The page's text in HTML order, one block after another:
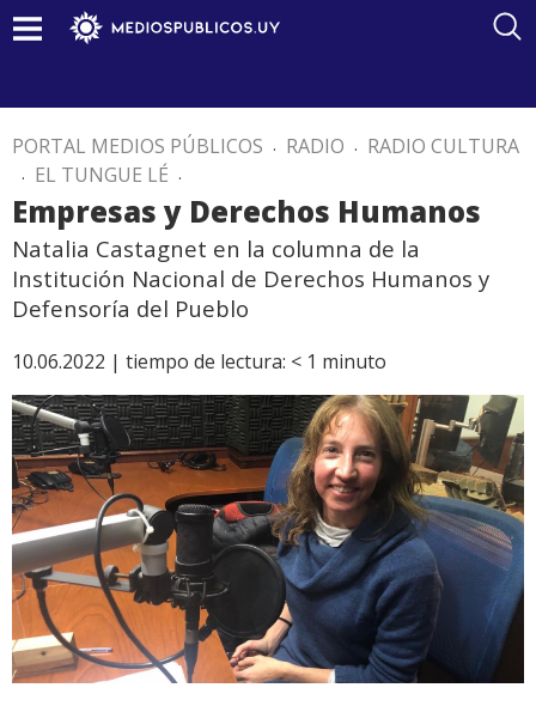
PORTAL MEDIOS PÚBLICOS . RADIO . RADIO CULTURA
. EL TUNGUE LÉ .
Empresas y Derechos Humanos
Natalia Castagnet en la columna de la
Institución Nacional de Derechos Humanos y
Defensoría del Pueblo
10.06.2022 | tiempo de lectura: < 1 minuto